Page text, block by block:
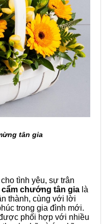
tân gia
tình yêu, sự trân
cẩm chướng tân gia là
thành, cùng với lời
trong gia đình mới.
phối hợp với nhiều